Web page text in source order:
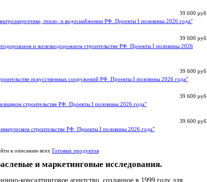
39 600 руб
тепло- и водоснабжении РФ. Проекты I половины 2026 года"
39 600 руб
и железнодорожном строительстве РФ. Проекты I половины 2026
39 600 руб
искусственных сооружений РФ. Проекты I половины 2026 года"
39 600 руб
строительстве РФ. Проекты I половины 2026 года"
39 600 руб
строительстве РФ. Проекты I половины 2026 года"
к описанию всех Готовых продуктов
и маркетинговые исследования.
консалтинговое агентство, созданное в 1999 году для